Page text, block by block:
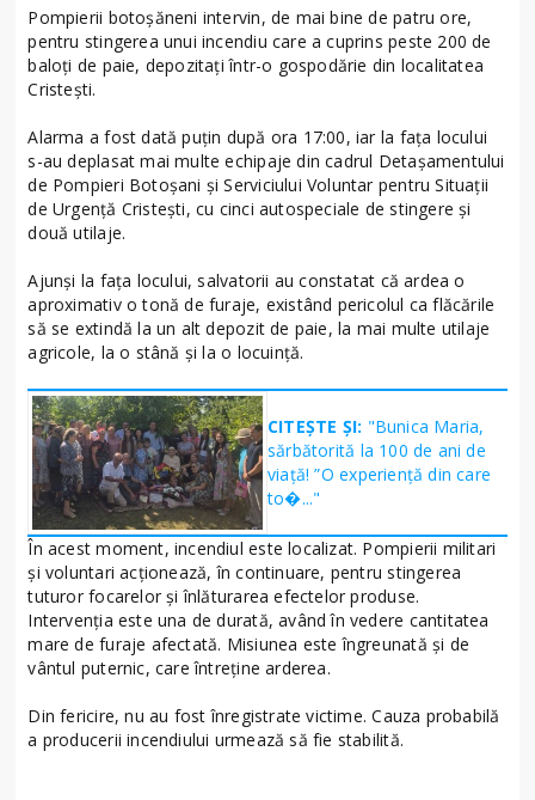
Pompierii botoșăneni intervin, de mai bine de patru ore,
pentru stingerea unui incendiu care a cuprins peste 200 de
baloți de paie, depozitați într-o gospodărie din localitatea
Cristești.
Alarma a fost dată puțin după ora 17:00, iar la fața locului
s-au deplasat mai multe echipaje din cadrul Detașamentului
de Pompieri Botoșani și Serviciului Voluntar pentru Situații
de Urgență Cristești, cu cinci autospeciale de stingere și
două utilaje.
Ajunși la fața locului, salvatorii au constatat că ardea o
aproximativ o tonă de furaje, existând pericolul ca flăcările
să se extindă la un alt depozit de paie, la mai multe utilaje
agricole, la o stână și la o locuință.
CITEȘTE ȘI: "Bunica Maria,
sărbătorită la 100 de ani de
viață! ”O experiență din care
to�..."
În acest moment, incendiul este localizat. Pompierii militari
și voluntari acționează, în continuare, pentru stingerea
tuturor focarelor și înlăturarea efectelor produse.
Intervenția este una de durată, având în vedere cantitatea
mare de furaje afectată. Misiunea este îngreunată și de
vântul puternic, care întreține arderea.
Din fericire, nu au fost înregistrate victime. Cauza probabilă
a producerii incendiului urmează să fie stabilită.